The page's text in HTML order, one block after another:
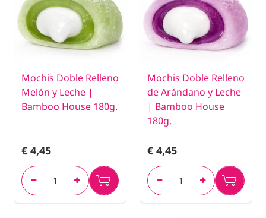
Mochis Doble Relleno
Melón y Leche |
Bamboo House 180g.
€ 4,45
Mochis Doble Relleno
de Arándano y Leche
| Bamboo House
180g.
€ 4,45